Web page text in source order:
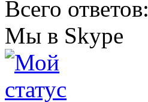
Всего ответов:
Мы в Skype